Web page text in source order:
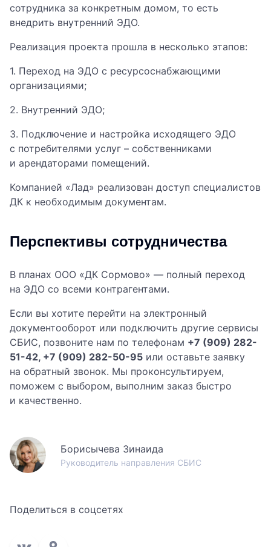
сотрудника за конкретным домом, то есть
внедрить внутренний ЭДО.
Реализация проекта прошла в несколько этапов:
1. Переход на ЭДО с ресурсоснабжающими
организациями;
2. Внутренний ЭДО;
3. Подключение и настройка исходящего ЭДО
с потребителями услуг – собственниками
и арендаторами помещений.
Компанией «Лад» реализован доступ специалистов
ДК к необходимым документам.
Перспективы сотрудничества
В планах ООО «ДК Сормово» — полный переход
на ЭДО со всеми контрагентами.
Если вы хотите перейти на электронный
документооборот или подключить другие сервисы
СБИС, позвоните нам по телефонам +7 (909) 282-
51-42, +7 (909) 282-50-95 или оставьте заявку
на обратный звонок. Мы проконсультируем,
поможем с выбором, выполним заказ быстро
и качественно.
Борисычева Зинаида
Руководитель направления СБИС
Поделиться в соцсетях